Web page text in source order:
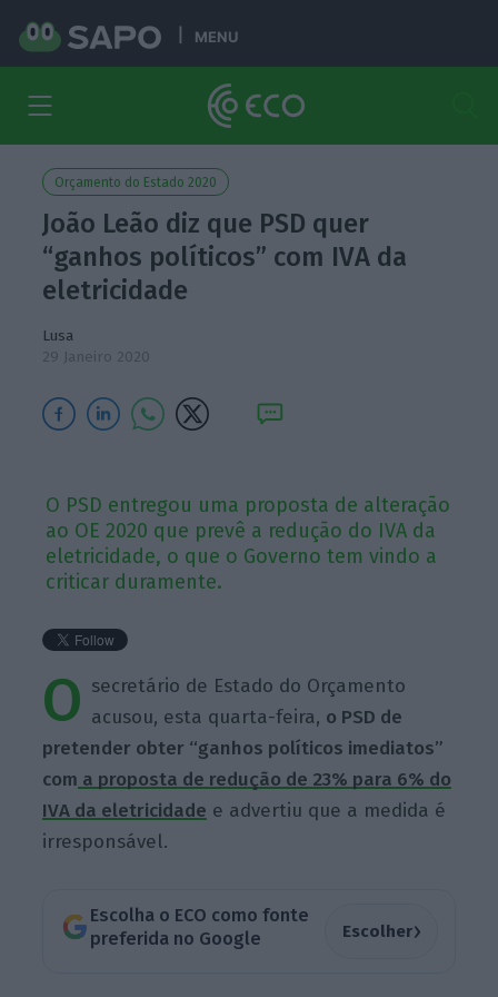
MENU
Orçamento do Estado 2020
João Leão diz que PSD quer
“ganhos políticos” com IVA da
eletricidade
Lusa
29 Janeiro 2020
O PSD entregou uma proposta de alteração
ao OE 2020 que prevê a redução do IVA da
eletricidade, o que o Governo tem vindo a
criticar duramente.
O secretário de Estado do Orçamento
acusou, esta quarta-feira, o PSD de
pretender obter “ganhos políticos imediatos”
com a proposta de redução de 23% para 6% do
IVA da eletricidade e advertiu que a medida é
irresponsável.
Escolha o ECO como fonte
preferida no Google
Escolher›